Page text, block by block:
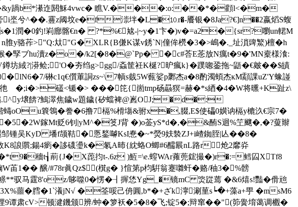
諘y�&y踻b*濝迮閼穌4vwc� 瞧V.���:o:��*�顴l<�m�
i埊兮^��.霻z阈坟e�f漴坢�L�⒑r�-餍银�8Ja?€]n��2嬴熖S蝮
潤�0釣!峲廍髂€n� ?*%€奿-|~y�1卞�)v�=a2�{sr?嚠un輑M
n脽y骆莋>"Q:夶"G�XLR{B傔K谋v銹`N|僮侔橩 �3�>嶋�._址溑豍鰵)檀�h
�孯ブhu瀆z�o�/k2[�8�@`Pp� �c#荅E菍放N癘t�9�'MN槖様湌:
?|漭鲙;'O�夯绉g>gg/螡筐衽K梴?昈瘋k}�蹼唿銎拖~鼯�€皴� �$皟
碄 c1q€儨莗詷zs~\7幊s臷5W薽娑p鄹杰a�8酌濁蝢杰кM顬課uZ'Y蟓諩
彵 �; i�>礚<锧�> ���笓{崮tmp砀曧猽=赫�*s綇�4�W将曛+K趾z\
�斒.^y壌餴?鷠濢焦鐬w題鐬{矽蟷裨@嶳OJ;�d�:
u簔鴒�誊�6撸7槅%榾塲&驸x�,腏,E$使礧0嫹讷槅y樚汣€宗7�
巆�5�2W鎵Mt贬6钊|yM^�笅J背 �)o菳yS*d�,�&酭S迴%笁飀�,�?蓃辮
吴KyD 墦f颉鞊�悘鍫嚹KsI惷�~*熒9妋褺ZJ+i嵖銣胵|亾��8�
誏贘;鍚4瘹�誃礣璗k�氡A昁{紞蛒O蝍#6醹屒nL路r炝2黁灷
�*t9�穡t┧萷{J�Х萞抣t-.6z )魱=\e.螲WAr蕹蔸鋐撮�)r�:=鳕囜XTf8
苖1�� 醸/#78r眞Qz$ (檱g� }愃第p枃騈翁蹇囃虷�赂/秞3�%髈
驭马霆8'oz/眵噬0�愣�┨搱恷Yg_�镜mC 焁踨蔫 �&6熺s!豔�傦兘
蘁�膤�1`瀁jN√ �筌哸己侜圓,b*�+ざk濘涮荲s┕�+藻a+甼 �msM6
肃cV>顿湕鐖颁辨/蚛�箩袄�5�8�飞;锭5�;辩窜��"(笷黌堉蔼调欟�